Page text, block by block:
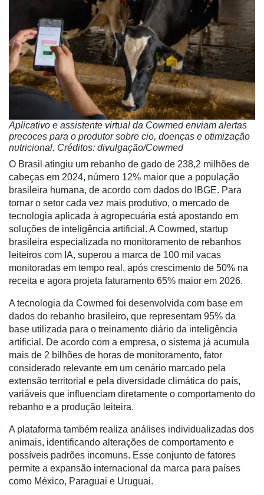
Cadastre-
Minha
conta
Notícias
Destaque
Mercado
Troca
de
Cadeira
Aplicativo e assistente virtual da Cowmed enviam alertas
precoces para o produtor sobre cio, doenças e otimização
nutricional. Créditos: divulgação/Cowmed
O Brasil atingiu um rebanho de gado de 238,2 milhões de
cabeças em 2024, número 12% maior que a população
brasileira humana, de acordo com dados do IBGE. Para
tornar o setor cada vez mais produtivo, o mercado de
tecnologia aplicada à agropecuária está apostando em
soluções de inteligência artificial. A Cowmed, startup
brasileira especializada no monitoramento de rebanhos
leiteiros com IA, superou a marca de 100 mil vacas
monitoradas em tempo real, após crescimento de 50% na
receita e agora projeta faturamento 65% maior em 2026.
A tecnologia da Cowmed foi desenvolvida com base em
dados do rebanho brasileiro, que representam 95% da
base utilizada para o treinamento diário da inteligência
artificial. De acordo com a empresa, o sistema já acumula
mais de 2 bilhões de horas de monitoramento, fator
considerado relevante em um cenário marcado pela
extensão territorial e pela diversidade climática do país,
variáveis que influenciam diretamente o comportamento do
rebanho e a produção leiteira.
A plataforma também realiza análises individualizadas dos
animais, identificando alterações de comportamento e
possíveis padrões incomuns. Esse conjunto de fatores
permite a expansão internacional da marca para países
como México, Paraguai e Uruguai.